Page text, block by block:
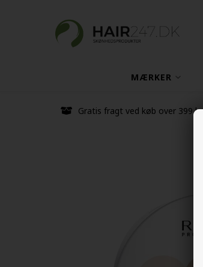
MÆRKER
Gratis fragt ved køb over 399 kr